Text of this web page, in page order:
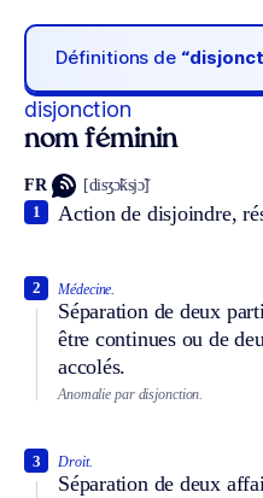
Définitions de
disjonction
nom féminin
FR [disʒɔ̃ksjɔ̃]
Action de disjoindre,
1
Médecine.
Séparation de deux
être continues ou de
accolés.
2
Anomalie par disjonction.
Droit.
Séparation de deux
3